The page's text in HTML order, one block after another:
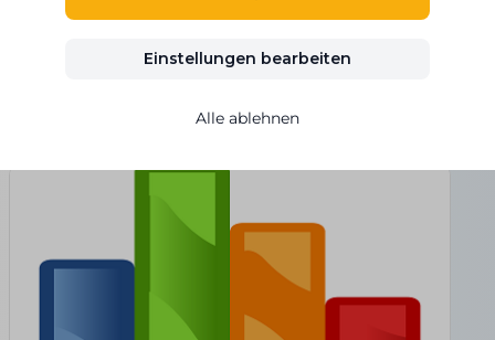
cenotvorbu
Aktualisiert 30. 7. 2026
Einstellungen bearbeiten
Alle ablehnen